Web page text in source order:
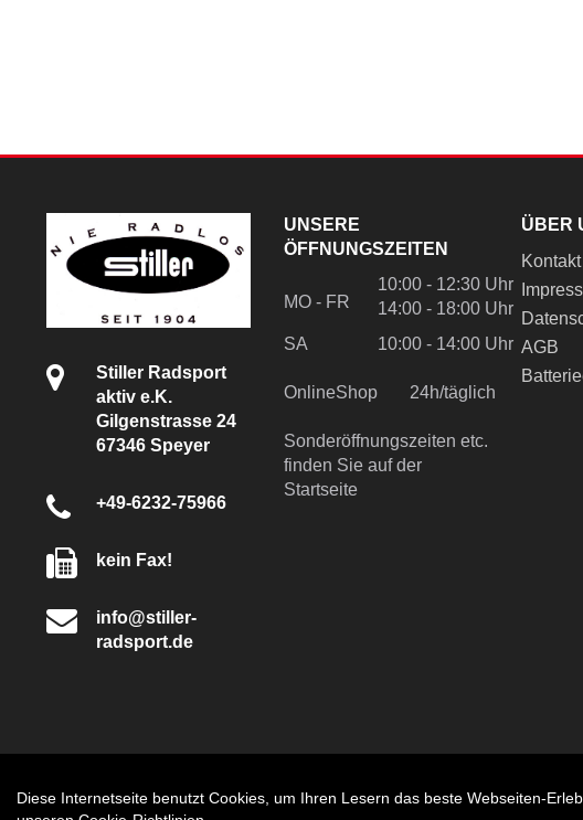
Stiller Radsport
aktiv e.K.
Gilgenstrasse 24
67346 Speyer
+49-6232-75966
kein Fax!
info@stiller-
radsport.de
UNSERE
ÖFFNUNGSZEITEN
MO - FR
10:00 - 12:30 Uhr
14:00 - 18:00 Uhr
SA
10:00 - 14:00 Uhr
OnlineShop 24h/täglich
Sonderöffnungszeiten etc.
finden Sie auf der
Startseite
ÜBER
Kontakt
AGB
Diese Internetseite benutzt Cookies, um Ihren Lesern das beste Webseiten-